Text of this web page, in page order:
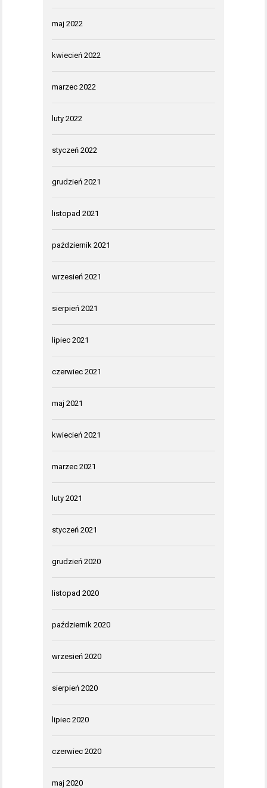
maj 2022
kwiecień 2022
marzec 2022
luty 2022
styczeń 2022
grudzień 2021
listopad 2021
październik 2021
wrzesień 2021
sierpień 2021
lipiec 2021
czerwiec 2021
maj 2021
kwiecień 2021
marzec 2021
luty 2021
styczeń 2021
grudzień 2020
listopad 2020
październik 2020
wrzesień 2020
sierpień 2020
lipiec 2020
czerwiec 2020
maj 2020